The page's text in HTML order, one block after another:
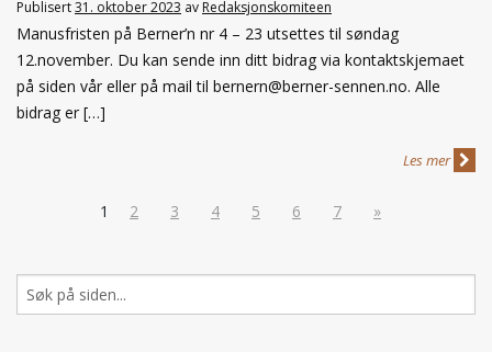
Publisert31. oktober 2023 av Redaksjonskomiteen
Manusfristen på Berner’n nr 4 – 23 utsettes til søndag
12.november. Du kan sende inn ditt bidrag via kontaktskjemaet
på siden vår eller på mail til bernern@berner-sennen.no. Alle
bidrag er […]
Les mer
1 2 3 4 5 6 7 »
etter: